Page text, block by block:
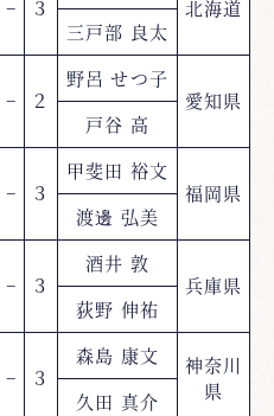
− ３
北海道
三戸部 良太
− ２
野呂 せつ子
愛知県
戸谷 高
− ３
甲斐田 裕文
福岡県
渡邊 弘美
− ３
酒井 敦
兵庫県
荻野 伸祐
− ３
森島 康文
神奈川
県
久田 真介